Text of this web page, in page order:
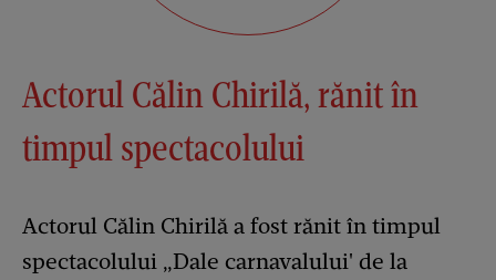
Actorul Călin Chirilă, rănit în
timpul spectacolului
Actorul Călin Chirilă a fost rănit în timpul
spectacolului „Dale carnavalului' de la